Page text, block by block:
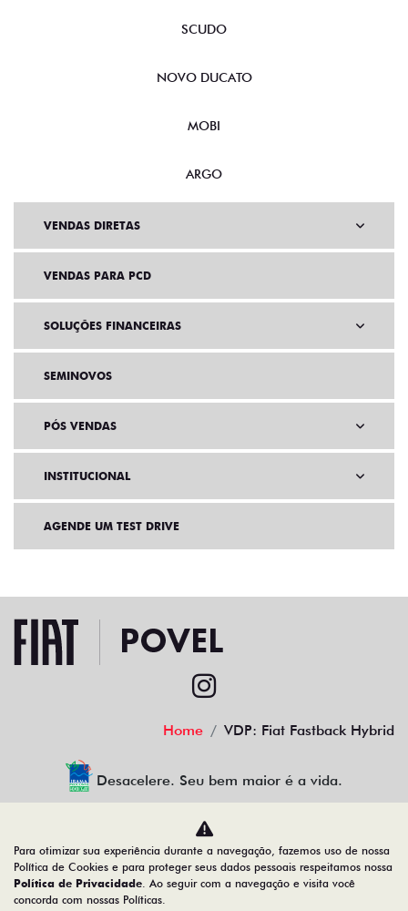
SCUDO
NOVO DUCATO
MOBI
ARGO
VENDAS DIRETAS
VENDAS PARA PCD
SOLUÇÕES FINANCEIRAS
SEMINOVOS
PÓS VENDAS
INSTITUCIONAL
AGENDE UM TEST DRIVE
Home VDP: Fiat Fastback Hybrid
Desacelere. Seu bem maior é a vida.
povel porcino veiculos ltda
08.378.861/0001-10
Para otimizar sua experiência durante a navegação, fazemos uso de nossa
Política de Cookies e para proteger seus dados pessoais respeitamos nossa
Política de Privacidade. Ao seguir com a navegação e visita você
concorda com nossas Políticas.